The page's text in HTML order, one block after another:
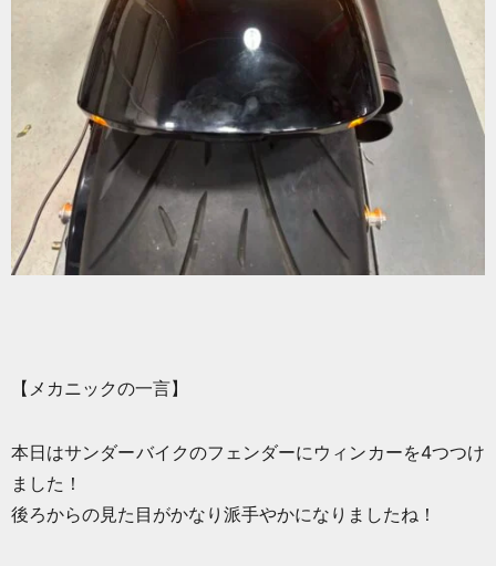
【メカニックの一言】
本日はサンダーバイクのフェンダーにウィンカーを4つつけ
ました！
後ろからの見た目がかなり派手やかになりましたね！